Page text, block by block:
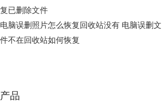
复已删除文件
电脑误删照片怎么恢复回收站没有 电脑误删文
件不在回收站如何恢复
产品